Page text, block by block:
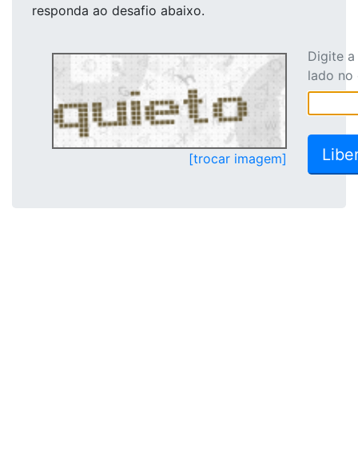
responda ao desafio abaixo.
[trocar imagem]
Digite
lado no